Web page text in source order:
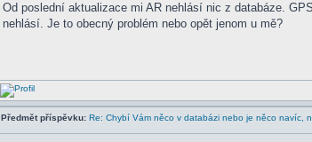
Od poslední aktualizace mi AR nehlásí nic z databáze.
nehlásí. Je to obecný problém nebo opět jenom u mě?
Předmět příspěvku: Re: Chybí Vám něco v databázi nebo je něco navíc,